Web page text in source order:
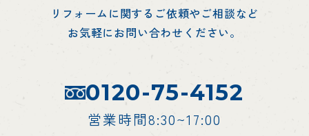
リフォームに関するご依頼やご相談など
お気軽にお問い合わせください。
0120-75-4152
営業時間8:30~17:00